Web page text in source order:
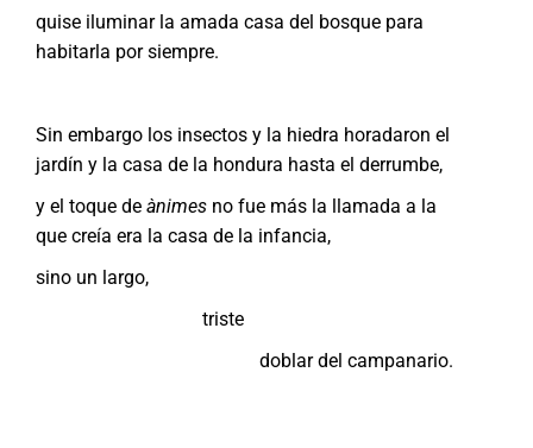
quise iluminar la amada casa del bosque para
habitarla por siempre.
Sin embargo los insectos y la hiedra horadaron el
jardín y la casa de la hondura hasta el derrumbe,
y el toque de ànimes no fue más la llamada a la
que creía era la casa de la infancia,
sino un largo,
triste
doblar del campanario.